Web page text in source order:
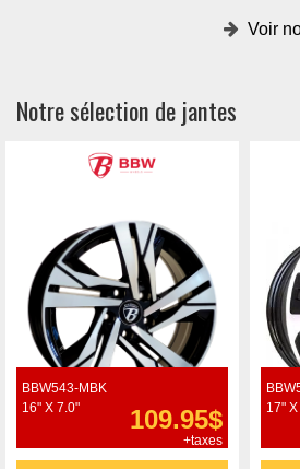
Voir
Notre sélection de jantes
BBW543-MBK
16" X 7.0"
109.95$
+taxes
17"